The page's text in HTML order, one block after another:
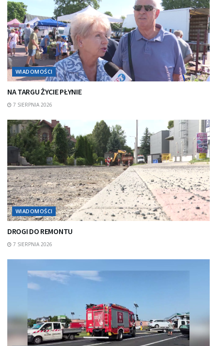
WIADOMOŚCI
NA TARGU ŻYCIE PŁYNIE
7 SIERPNIA 2026
WIADOMOŚCI
DROGI DO REMONTU
7 SIERPNIA 2026